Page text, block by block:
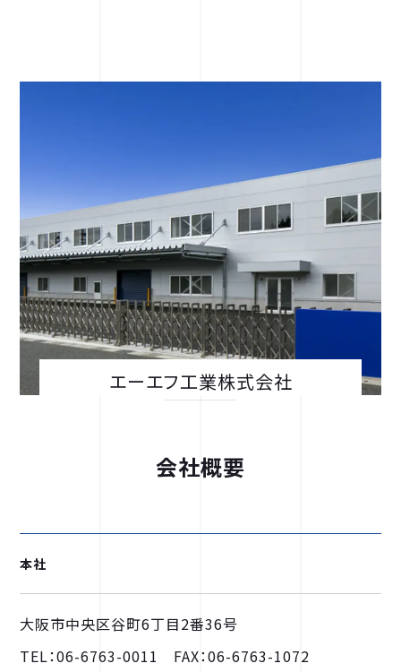
エーエフ工業株式会社
会社概要
本社
大阪市中央区谷町6丁目2番36号
TEL：06-6763-0011 FAX：06-6763-1072